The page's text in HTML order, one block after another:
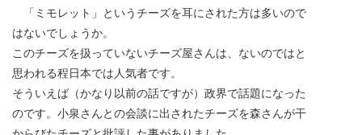
「ミモレット」というチーズを耳にされた方は多いので
はないでしょうか。
このチーズを扱っていないチーズ屋さんは、ないのではと
思われる程日本では人気者です。
そういえば（かなり以前の話ですが）政界で話題になった
のです。小泉さんとの会談に出されたチーズを森さんが干